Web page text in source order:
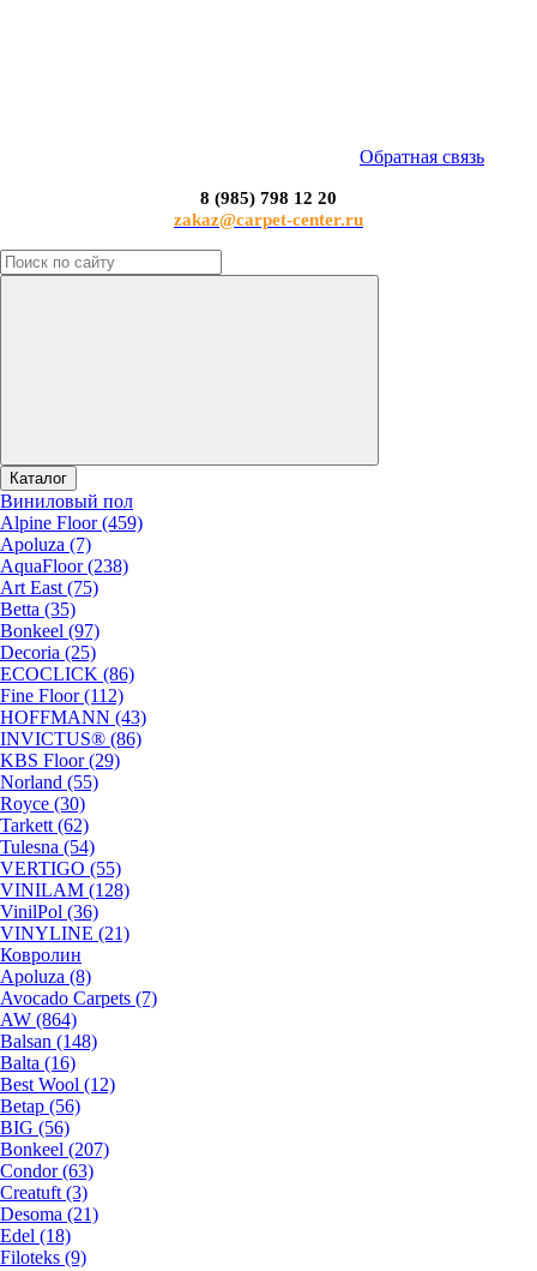
Обратная связь
8 (985) 798 12 20
zakaz@carpet-center.ru
Каталог
Виниловый пол
Alpine Floor (459)
Apoluza (7)
AquaFloor (238)
Art East (75)
Betta (35)
Bonkeel (97)
Decoria (25)
ECOCLICK (86)
Fine Floor (112)
HOFFMANN (43)
INVICTUS® (86)
KBS Floor (29)
Norland (55)
Royce (30)
Tarkett (62)
Tulesna (54)
VERTIGO (55)
VINILAM (128)
VinilPol (36)
VINYLINE (21)
Ковролин
Apoluza (8)
Avocado Carpets (7)
AW (864)
Balsan (148)
Balta (16)
Best Wool (12)
Betap (56)
BIG (56)
Bonkeel (207)
Condor (63)
Creatuft (3)
Desoma (21)
Edel (18)
Filoteks (9)